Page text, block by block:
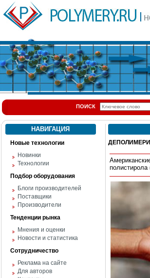
ПОИСК
НАВИГАЦИЯ
Новые технологии
Новинки
Технологии
Подбор оборудования
Блоги производителей
Поставщики
Производители
Тенденции рынка
Мнения и оценки
Новости и статистика
Сотрудничество
Реклама на сайте
Для авторов